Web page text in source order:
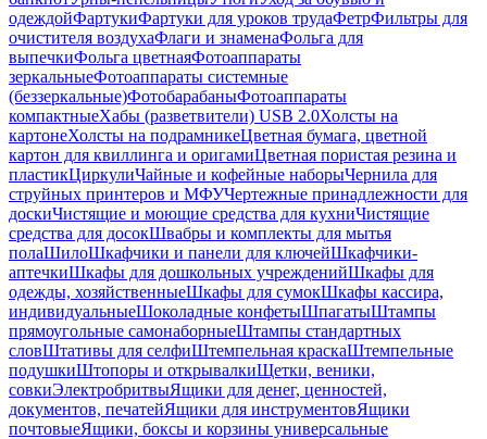
одеждойФартукиФартуки для уроков трудаФетрФильтры для
очистителя воздухаФлаги и знаменаФольга для
выпечкиФольга цветнаяФотоаппараты
зеркальныеФотоаппараты системные
(беззеркальные)ФотобарабаныФотоаппараты
компактныеХабы (разветвители) USB 2.0Холсты на
картонеХолсты на подрамникеЦветная бумага, цветной
картон для квиллинга и оригамиЦветная пористая резина и
пластикЦиркулиЧайные и кофейные наборыЧернила для
струйных принтеров и МФУЧертежные принадлежности для
доскиЧистящие и моющие средства для кухниЧистящие
средства для досокШвабры и комплекты для мытья
полаШилоШкафчики и панели для ключейШкафчики-
аптечкиШкафы для дошкольных учрежденийШкафы для
одежды, хозяйственныеШкафы для сумокШкафы кассира,
индивидуальныеШоколадные конфетыШпагатыШтампы
прямоугольные самонаборныеШтампы стандартных
словШтативы для селфиШтемпельная краскаШтемпельные
подушкиШтопоры и открывалкиЩетки, веники,
совкиЭлектробритвыЯщики для денег, ценностей,
документов, печатейЯщики для инструментовЯщики
почтовыеЯщики, боксы и корзины универсальные